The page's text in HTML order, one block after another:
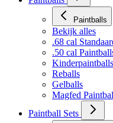
Paintballs
Bekijk alles
.68 cal
.50 cal
Kinderpaintballs
Reballs
Gelballs
Magfed
Paintball Sets